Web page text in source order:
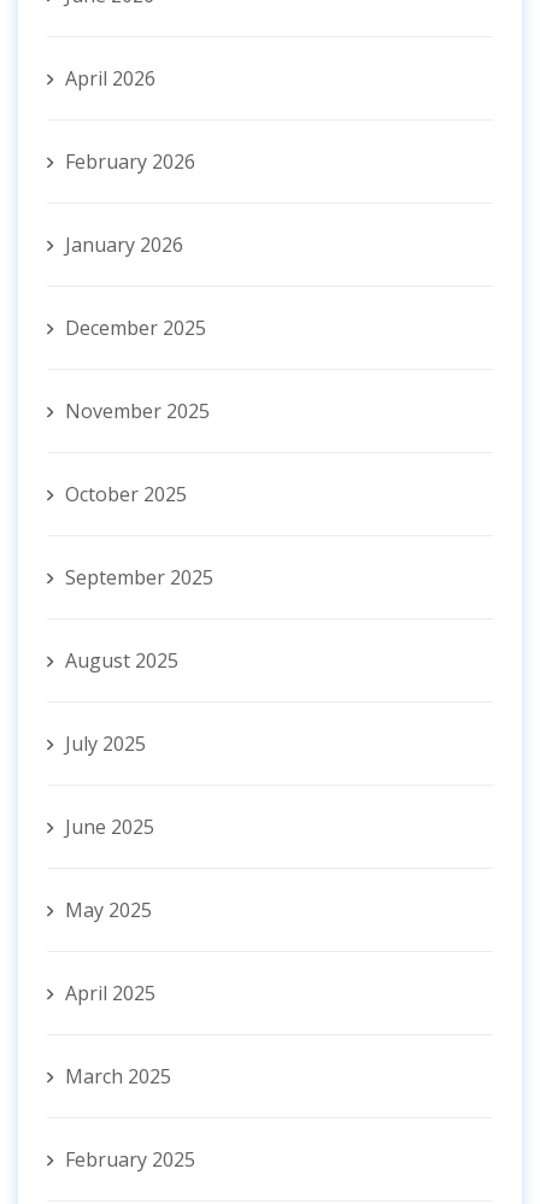
April 2026
February 2026
January 2026
December 2025
November 2025
October 2025
September 2025
August 2025
July 2025
June 2025
May 2025
April 2025
March 2025
February 2025